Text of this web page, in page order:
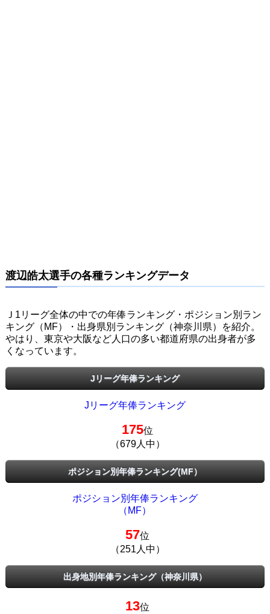
渡辺皓太選手の各種ランキングデータ
Ｊ1リーグ全体の中での年俸ランキング・ポジション別ラン
キング（MF）・出身県別ランキング（神奈川県）を紹介。
やはり、東京や大阪など人口の多い都道府県の出身者が多
くなっています。
Jリーグ年俸ランキング
Jリーグ年俸ランキング
175位
（679人中）
ポジション別年俸ランキング(MF）
ポジション別年俸ランキング
（MF）
57位
（251人中）
出身地別年俸ランキング（神奈川県）
13位